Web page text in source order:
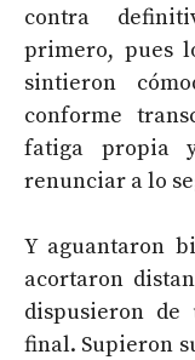
contra
primero, pues
sintieron
conforme
fatiga propia
renunciar a lo
Y aguantaron
acortaron
dispusieron
final. Supieron